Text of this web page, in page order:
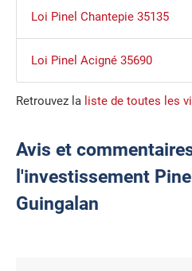
Loi Pinel Chantepie 35135
Loi Pinel Acigné 35690
Retrouvez la liste de toutes les
Avis et
l'investissement
Guingalan